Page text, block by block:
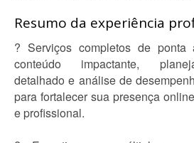
Resumo da experiência
? Serviços completos de
conteúdo impactante,
detalhado e análise de
para fortalecer sua presença
e profissional.